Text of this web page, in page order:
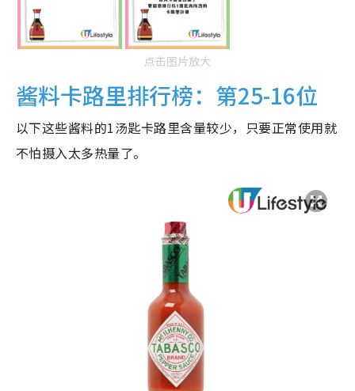
点击图片放大
酱料卡路里排行榜：第25-16位
以下这些酱料的1汤匙卡路里含量较少，只要正常使用就
不怕摄入太多热量了。